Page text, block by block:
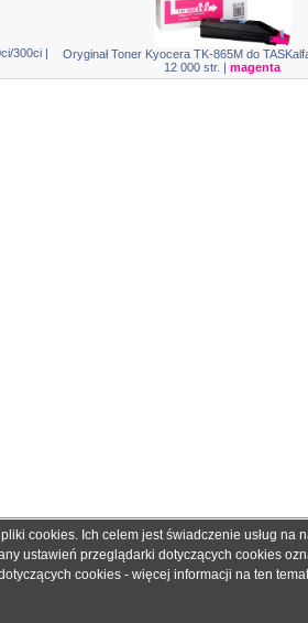
300ci |
Oryginał Toner Kyocera TK-865M do
12 000 str. | magenta
są znakami zastrzeżonymi dla ich właścicieli i
że publikowane dane techniczne nie zawierają
wątpliwości prosimy o kontakt z handlowcem
cookies. Ich celem jest świadczenie usług
ustawień przeglądarki dotyczących cookies
cookies - więcej informacji na ten